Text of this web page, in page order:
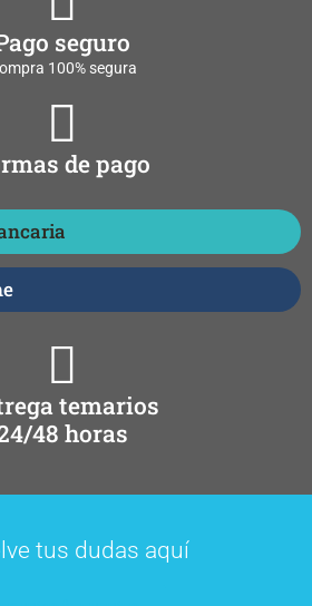
seguro
100% segura
de pago
temarios
48 horas
tus dudas aquí